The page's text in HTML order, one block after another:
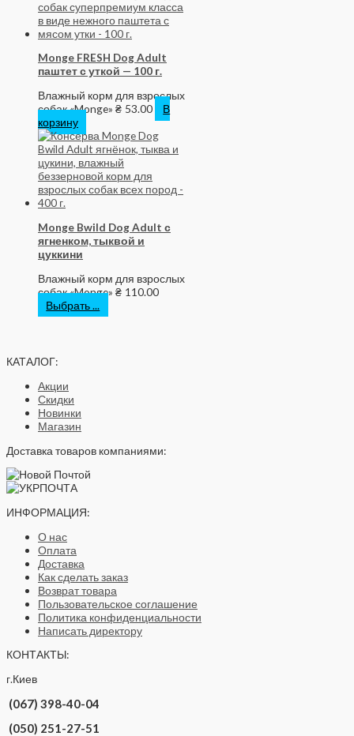
Monge FRESH Dog Adult
паштет с уткой — 100 г.
Влажный корм для взрослых
собак «Monge» ₴ 53.00
В
корзину
Monge Bwild Dog Adult с
ягненком, тыквой и
цуккини
Влажный корм для взрослых
собак «Monge» ₴ 110.00
Выбрать ...
КАТАЛОГ:
Акции
Скидки
Новинки
Магазин
Доставка товаров компаниями:
ИНФОРМАЦИЯ:
О нас
Оплата
Доставка
Как сделать заказ
Возврат товара
Пользовательское соглашение
Политика конфиденциальности
Написать директору
КОНТАКТЫ:
г.Киев
(067) 398-40-04
(050) 251-27-51